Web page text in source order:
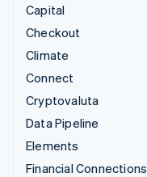
Capital
Checkout
Climate
Connect
Cryptovaluta
Data Pipeline
Elements
Financial Connections